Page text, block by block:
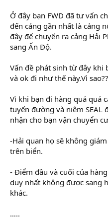
Ở đây bạn FWD đã tư vấn
đến cảng gần nhất là cảng
đây để chuyển ra cảng Hải
sang Ấn Độ.
Vấn đề phát sinh từ đây khi
và ok đi như thế này.Vì
Vì khi bạn đi hàng quá quá
tuyến đường và niêm SEAL
nhận cho bạn vận chuyển
-Hải quan họ sẽ không
trên biển.
- Điểm đầu và cuối của
duy nhất không được sang
khác.
…..